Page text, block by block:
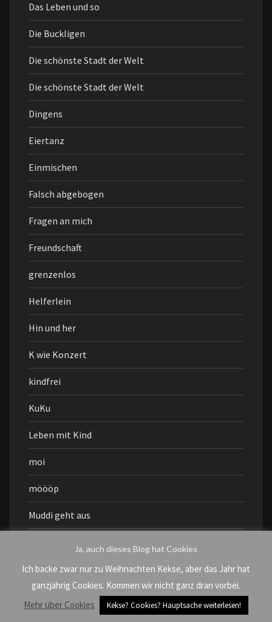
Das Leben und so
Die Buckligen
Die schönste Stadt der Welt
Die schönste Stadt der Welt
Dingens
Eiertanz
Einmischen
Falsch abgebogen
Fragen an mich
Freundschaft
grenzenlos
Helferlein
Hin und her
K wie Konzert
kindfrei
KuKu
Leben mit Kind
moi
möööp
Muddi geht aus
NazisRaus
Ja, auch dieses Blog hat Cookies
Ich backe zwar nur zu Weihnachten Kekse, aber das Jahr hat
ganzjährig Cookies. Kommen wir nicht ganz dran vorbei.
Mehr über Cookies
Kekse? Cookies? Hauptsache weiterlesen!